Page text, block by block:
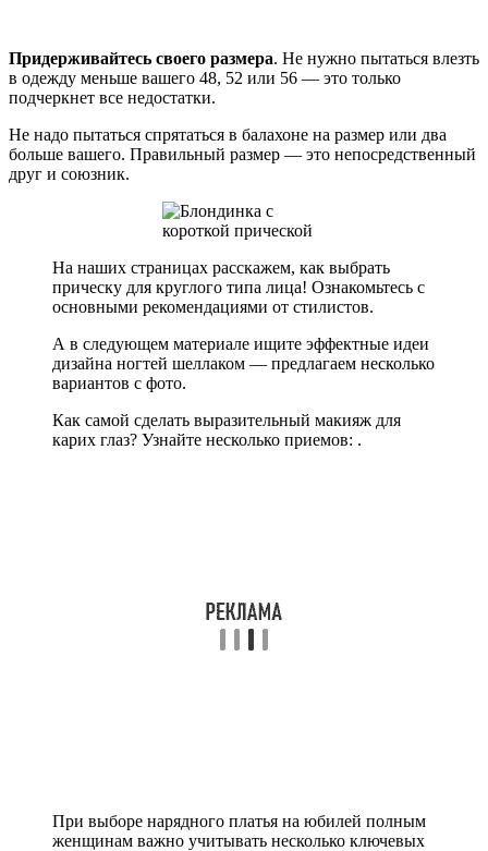
Придерживайтесь своего размера. Не нужно пытаться влезть
в одежду меньше вашего 48, 52 или 56 — это только
подчеркнет все недостатки.
Не надо пытаться спрятаться в балахоне на размер или два
больше вашего. Правильный размер — это непосредственный
друг и союзник.
На наших страницах расскажем, как выбрать
прическу для круглого типа лица! Ознакомьтесь с
основными рекомендациями от стилистов.
А в следующем материале ищите эффектные идеи
дизайна ногтей шеллаком — предлагаем несколько
вариантов с фото.
Как самой сделать выразительный макияж для
карих глаз? Узнайте несколько приемов: .
При выборе нарядного платья на юбилей полным
женщинам важно учитывать несколько ключевых